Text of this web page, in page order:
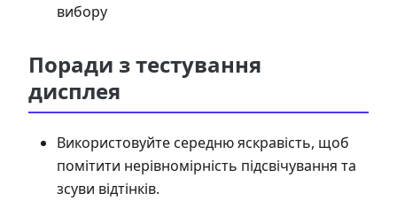
вибору
Поради з тестування
дисплея
Використовуйте середню яскравість, щоб
помітити нерівномірність підсвічування та
зсуви відтінків.